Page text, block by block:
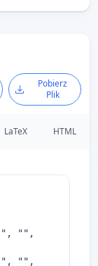
Pobierz
Plik
LaTeX HTML